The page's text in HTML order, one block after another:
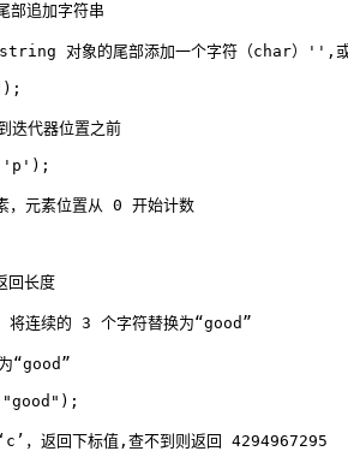
追加字符串
对象的尾部添加一个字符（char）'',
);
迭代器位置之前
'p' );
元素位置从 0 开始计数
长度
连续的 3 个字符替换为“good”
“good”
"good" );
，返回下标值,查不到则返回 4294967295